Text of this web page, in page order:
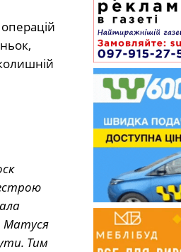
операцій
Матуся
Тим